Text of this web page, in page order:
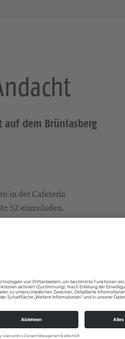
auf dem Brünlasberg
in der Cafeteria
52 einzuladen.
Monats statt
und des Wohngebietes mitfeiern.
Seidel
Lößnitzer Kirchenmusik